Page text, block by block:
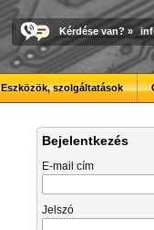
Kérdése van? »
Eszközök, szolgáltatások
Bejelentkezés
E-mail cím
Jelszó